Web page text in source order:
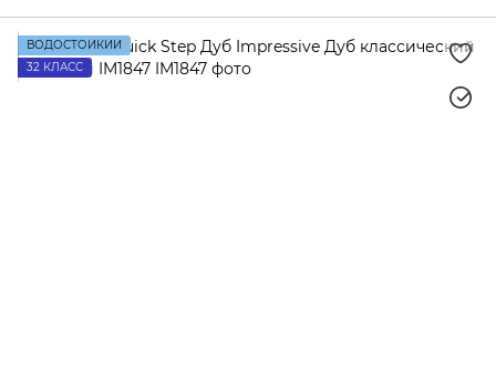
ВОДОСТОЙКИЙ
32 КЛАСС